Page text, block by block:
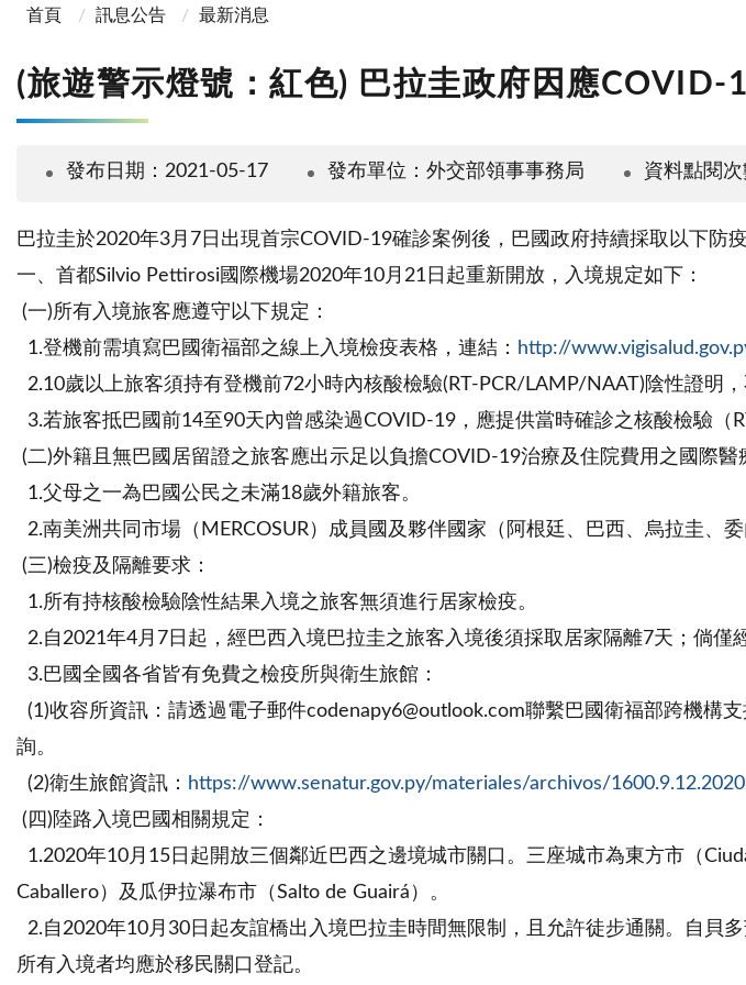
首頁 訊息公告 最新消息
(旅遊警示燈號：紅色) 巴拉圭政府因應COVID-
發布日期：2021-05-17 發布單位：外交部領事事務局 資料點閱
巴拉圭於2020年3月7日出現首宗COVID-19確診案例後，巴國政府持續採取以下防疫
一、首都Silvio Pettirosi國際機場2020年10月21日起重新開放，入境規定如下：
(一)所有入境旅客應遵守以下規定：
1.登機前需填寫巴國衛福部之線上入境檢疫表格，連結：
http://
2.10歲以上旅客須持有登機前72小時內核酸檢驗(RT-PCR/LAMP/NAAT)陰性證明，
3.若旅客抵巴國前14至90天內曾感染過COVID-19，應提供當時確診之核酸檢驗
(二)外籍且無巴國居留證之旅客應出示足以負擔COVID-19治療及住院費用之國際
1.父母之一為巴國公民之未滿18歲外籍旅客。
2.南美洲共同市場（MERCOSUR）成員國及夥伴國家（阿根廷、巴西、烏拉圭、
(三)檢疫及隔離要求：
1.所有持核酸檢驗陰性結果入境之旅客無須進行居家檢疫。
2.自2021年4月7日起，經巴西入境巴拉圭之旅客入境後須採取居家隔離7天；倘僅
3.巴國全國各省皆有免費之檢疫所與衛生旅館：
(1)收容所資訊：請透過電子郵件codenapy6@outlook.com聯繫巴國衛福部跨機構
詢。
(2)衛生旅館資訊：
https://www.senatur.gov.py/materiales/archivos/
(四)陸路入境巴國相關規定：
1.2020年10月15日起開放三個鄰近巴西之邊境城市關口。三座城市為東方市（
Caballero）及瓜伊拉瀑布市（Salto de Guairá）。
2.自2020年10月30日起友誼橋出入境巴拉圭時間無限制，且允許徒步通關。自貝
所有入境者均應於移民關口登記。